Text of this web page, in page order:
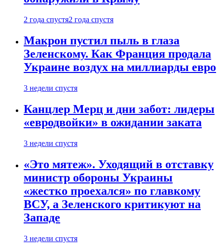
2 года спустя2 года спустя
Макрон пустил пыль в глаза
Зеленскому. Как Франция продала
Украине воздух на миллиарды евро
3 недели спустя
Канцлер Мерц и дни забот: лидеры
«евродвойки» в ожидании заката
3 недели спустя
«Это мятеж». Уходящий в отставку
министр обороны Украины
«жестко проехался» по главкому
ВСУ, а Зеленского критикуют на
Западе
3 недели спустя